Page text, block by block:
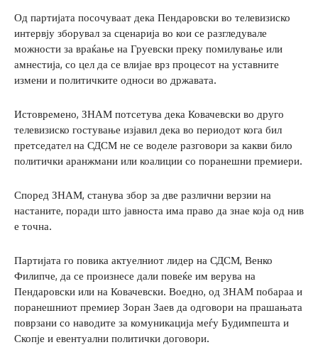
Од партијата посочуваат дека Пендаровски во телевизиско
интервју зборувал за сценарија во кои се разгледувале
можности за враќање на Груевски преку помилување или
амнестија, со цел да се влијае врз процесот на уставните
измени и политичките односи во државата.
Истовремено, ЗНАМ потсетува дека Ковачевски во друго
телевизиско гостување изјавил дека во периодот кога бил
претседател на СДСМ не се воделе разговори за какви било
политички аранжмани или коалиции со поранешни премиери.
Според ЗНАМ, станува збор за две различни верзии на
настаните, поради што јавноста има право да знае која од нив
е точна.
Партијата го повика актуелниот лидер на СДСМ, Венко
Филипче, да се произнесе дали повеќе им верува на
Пендаровски или на Ковачевски. Воедно, од ЗНАМ побараа и
поранешниот премиер Зоран Заев да одговори на прашањата
поврзани со наводите за комуникација меѓу Будимпешта и
Скопје и евентуални политички договори.